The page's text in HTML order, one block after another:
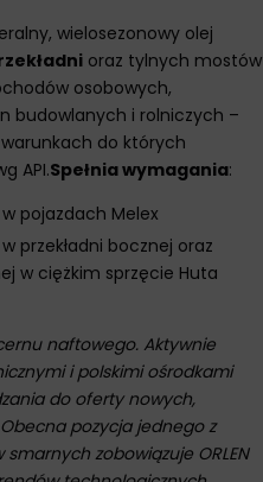
wielosezonowy olej
oraz tylnych mostów
osobowych,
budowlanych i rolniczych –
do których
API.Spełnia wymagania:
pojazdach Melex
przekładni bocznej oraz
w ciężkim sprzęcie Huta
naftowego. Aktywnie
i polskimi ośrodkami
do oferty nowych,
pozycja jednego z
zobowiązuje ORLEN